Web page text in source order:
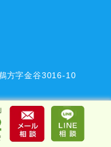
方字金谷3016-10